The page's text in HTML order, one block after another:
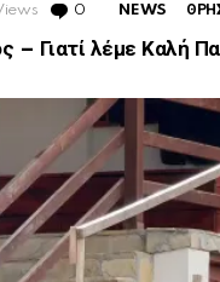
0 Comments
NEWS
– Γιατί λέμε Καλή